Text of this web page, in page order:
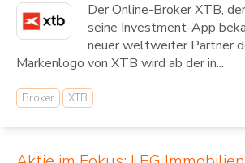
Der Online-Broker XTB,
seine Investment-App
neuer weltweiter Partner
Markenlogo von XTB wird ab der in...
Broker XTB